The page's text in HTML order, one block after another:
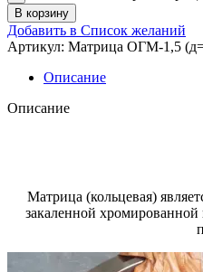
В корзину
Добавить в Список желаний
Артикул: Матрица ОГМ-1,5
Описание
Описание
Матрица (кольцевая)
закаленной